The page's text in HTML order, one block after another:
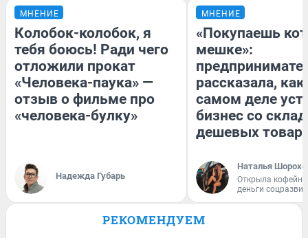
МНЕНИЕ
Колобок-колобок, я
тебя боюсь! Ради чего
отложили прокат
«Человека-паука» —
отзыв о фильме про
«человека-булку»
Надежда Губарь
МНЕНИЕ
«Покупаешь
мешке»:
рассказала, как
самом деле
бизнес со
дешевых
Наталья
Открыла
деньги
РЕКОМЕНДУЕМ